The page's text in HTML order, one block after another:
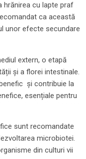
hrănirea cu lapte praf
ca această
unor efecte secundare
extern, o etapă
și a florei intestinale.
și contribuie la
esențiale pentru
sunt recomandate
microbiotei.
din culturi vii